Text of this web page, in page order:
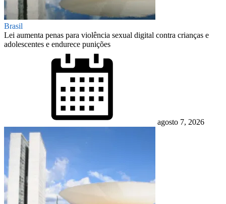
Brasil
Lei aumenta penas para violência sexual digital contra crianças e
adolescentes e endurece punições
agosto 7, 2026